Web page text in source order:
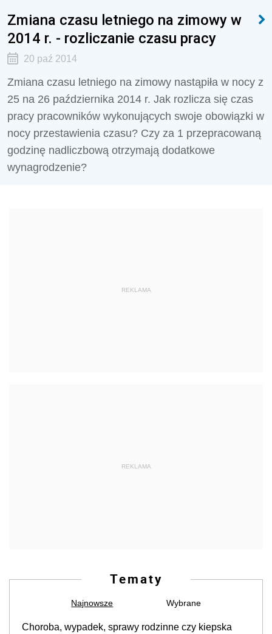
Zmiana czasu letniego na zimowy w
2014 r. - rozliczanie czasu pracy
20 paź 2014
Zmiana czasu letniego na zimowy nastąpiła w nocy z
25 na 26 października 2014 r. Jak rozlicza się czas
pracy pracowników wykonujących swoje obowiązki w
nocy przestawienia czasu? Czy za 1 przepracowaną
godzinę nadliczbową otrzymają dodatkowe
wynagrodzenie?
REKLAMA
REKLAMA
Tematy
Najnowsze Wybrane
Choroba, wypadek, sprawy rodzinne czy kiepska